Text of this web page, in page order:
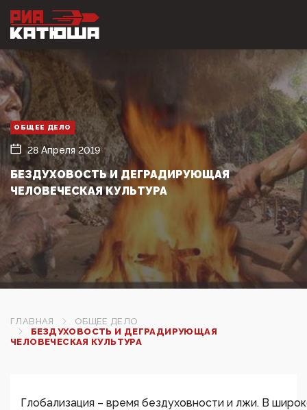
ОБЩЕЕ ДЕЛО
28 Апреля 2019
БЕЗДУХОВОСТЬ И ДЕГРАДИРУЮЩАЯ
ЧЕЛОВЕЧЕСКАЯ КУЛЬТУРА
ГЛАВНАЯ
ОБЩЕЕ ДЕЛО
БЕЗДУХОВОСТЬ И ДЕГРАДИРУЮЩАЯ
ЧЕЛОВЕЧЕСКАЯ КУЛЬТУРА
Глобализация – время бездуховности и лжи. В